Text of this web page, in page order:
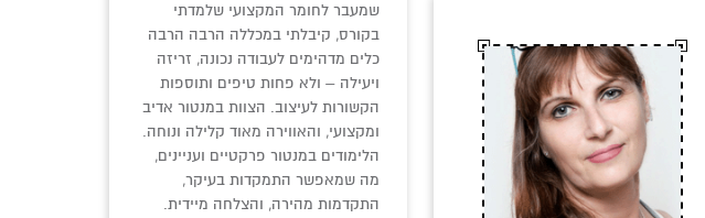
שמעבר לחומר המקצועי שלמדתי
בקורס, קיבלתי במכללה הרבה הרבה
כלים מדהימים לעבודה נכונה, זריזה
ויעילה – ולא פחות טיפים ותוספות
הקשורות לעיצוב. הצוות במנטור אדיב
ומקצועי, והאווירה מאוד קלילה ונוחה.
הלימודים במנטור פרקטיים ועניינים,
מה שמאפשר התמקדות בעיקר,
התקדמות מהירה, והצלחה מיידית.